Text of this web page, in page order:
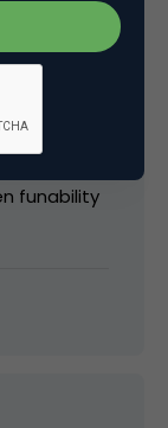
funability